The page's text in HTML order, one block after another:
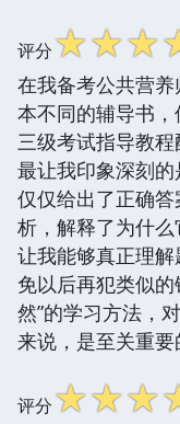
评分☆☆☆
在我备考公共营
本不同的辅导书
三级考试指导教程
最让我印象深刻
仅仅给出了正确
析，解释了为什么
让我能够真正理
免以后再犯类似
然”的学习方法，
来说，是至关重要
评分☆☆☆